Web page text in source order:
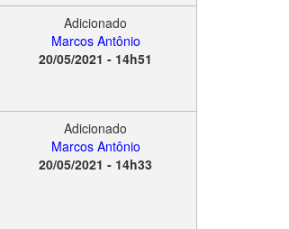
Adicionado
Marcos Antônio
20/05/2021 - 14h51
Adicionado
Marcos Antônio
20/05/2021 - 14h33